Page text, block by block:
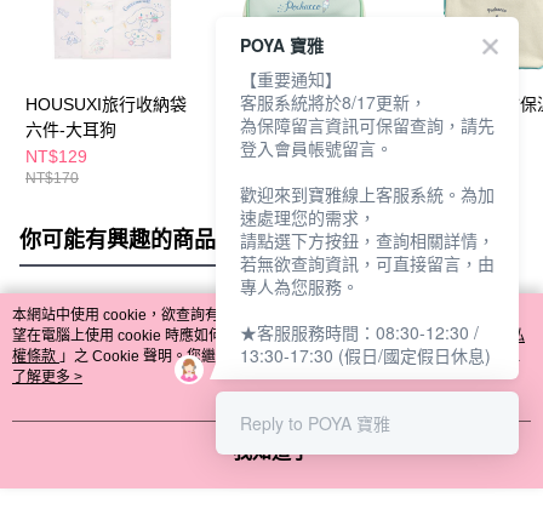
HOUSUXI旅行收納袋
六件-大耳狗
NT$129
NT$170
HOUSUXI兒童餐袋-帕
恰狗
NT$269
HOUSUXI刺繡保
袋-帕恰狗
你可能有興趣的商品 全站排行
熱門標籤
本網站中使用 cookie，欲查詢有關本網站使用 cookie 方式之詳情，及若您不希
望在電腦上使用 cookie 時應如何變更電腦的 cookie 設定，請參閱本網站「
隱私
權條款 」之 Cookie 聲明。您繼續使用本網站即表示您同意本公司得按本網站使
用條款之 Cookie 聲明使用 cookie。
了解更多 >
我知道了
POYA 寶雅
【重要通知】
客服系統將於8/17更新，
為保障留言資訊可保留查詢，請先
登入會員帳號留言。
歡迎來到寶雅線上客服系統。為加
速處理您的需求，
請點選下方按鈕，查詢相關詳情，
若無欲查詢資訊，可直接留言，由
專人為您服務。
★客服服務時間：08:30-12:30 /
13:30-17:30 (假日/國定假日休息)
Reply to POYA 寶雅